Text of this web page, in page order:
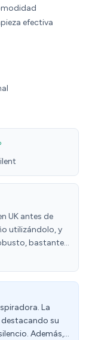
efectiva
UK antes de
utilizándolo, y
bastante
y sencillo,
profesional,
capacidad de la
de muda del
mi aspirador
semana. Si dura
La
su
Además,